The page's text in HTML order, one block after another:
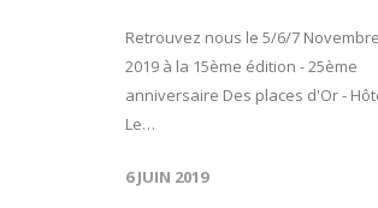
Retrouvez nous le 5/6/7 Novembre
2019 à la 15ème édition - 25ème
anniversaire Des places d'Or -
Le…
6 JUIN 2019